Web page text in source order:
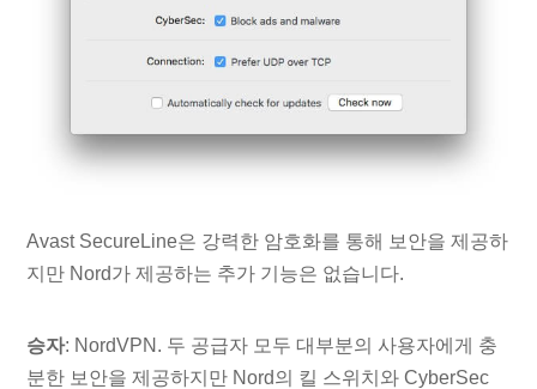
Avast SecureLine은 강력한 암호화를 통해 보안을 제공하
지만 Nord가 제공하는 추가 기능은 없습니다.
승자: NordVPN. 두 공급자 모두 대부분의 사용자에게 충
분한 보안을 제공하지만 Nord의 킬 스위치와 CyberSec